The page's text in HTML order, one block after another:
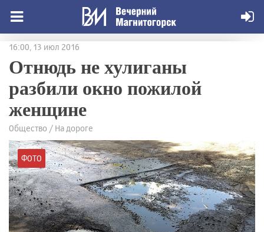
16:00, 13 июл 2016
Отнюдь не хулиганы
разбили окно пожилой
женщине
Общество / На дороге
ФОТО